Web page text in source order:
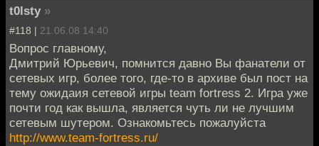
t0lsty »
#118 | 21.06.08 14:40
Вопрос главному,
Дмитрий Юрьевич, помнится давно Вы фанатели от
сетевых игр, более того, где-то в архиве был пост на
тему ожидаия сетевой игры team fortress 2. Игра уже
почти год как вышла, является чуть ли не лучшим
сетевым шутером. Ознакомьтесь пожалуйста
http://www.team-fortress.ru/